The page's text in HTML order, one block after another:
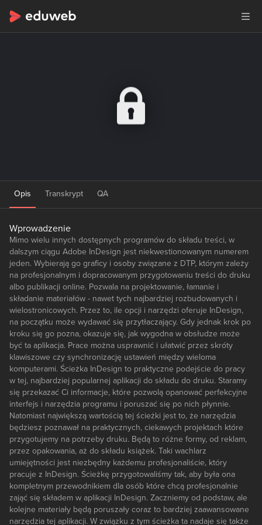
Opis Transkrypt QA
Wprowadzenie
Mimo wielu innych dostępnych programów do składu treści, w
dalszym ciągu Adobe InDesign jest niekwestionowanym numerem
jeden. Wybierają go graficy i osoby związane z DTP, którym zależy
na profesjonalnym i dopracowanym przygotowaniu treści do druku
albo publikacji online. Pozwala na projektowanie, łamanie i
składanie materiałów - nawet tych najbardziej rozbudowanych i
wielostronicowych. Przez to, ile opcji i narzędzi oferuje InDesign,
na początku może wydawać się przytłaczający. Gdy jednak krok po
kroku się go pozna, okazuje się, jak wygodna w obsłudze może
być ta aplikacja. Prace można usprawnić i ułatwić przez skróty
klawiszowe czy synchronizację ustawień między wieloma
komputerami. Ścieżka InDesign to praktyczne podejście do pracy
w tej, najbardziej popularnej aplikacji do składu do druku. Staramy
się przekazać Ci informacje, które pozwolą opanować perfekcyjne
interfejs i narzędzia programu i poruszać się po nich płynnie.
Natomiast największą wartością tej ścieżki jest to, że narzędzia
będziesz poznawał na praktycznych, ciekawych projektach które
przygotujemy na potrzeby druku. Będą to różne formy, od reklam,
przez opakowania, aż do składu książek. Taki wachlarz
umiejętności jest niezbędny każdemu profesjonaliście, który
pracuje z InDesign. Ścieżkę przygotowaliśmy tak, aby była ona
kompletnym przewodnikiem dla osób które chcą profesjonalnie
zająć się składem w aplikacji InDesign. Zaczniemy od podstaw, ale
kolejne materiały będą poruszały coraz to bardziej zaawansowane
narzędzia tej aplikacji. W związku z tym ścieżka ta nadaje się także